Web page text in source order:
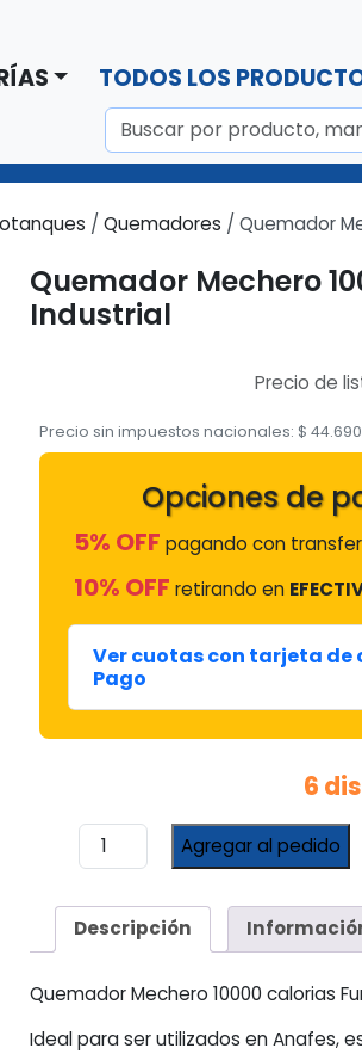
TODOS LOS
/ Quemadores / Quemador
Quemador Mechero
Industrial
Precio de
Precio sin impuestos nacionales:$ 44.690
Opciones de
5% OFF pagando con
10% OFF retirando en
Ver cuotas con tarjeta de
Pago
6
Quemador
Mechero
Calorias
Fundicion
cantidad
Agregar al pedido
Descripción
Quemador Mechero 10000 calorias
Ideal para ser utilizados en Anafes,